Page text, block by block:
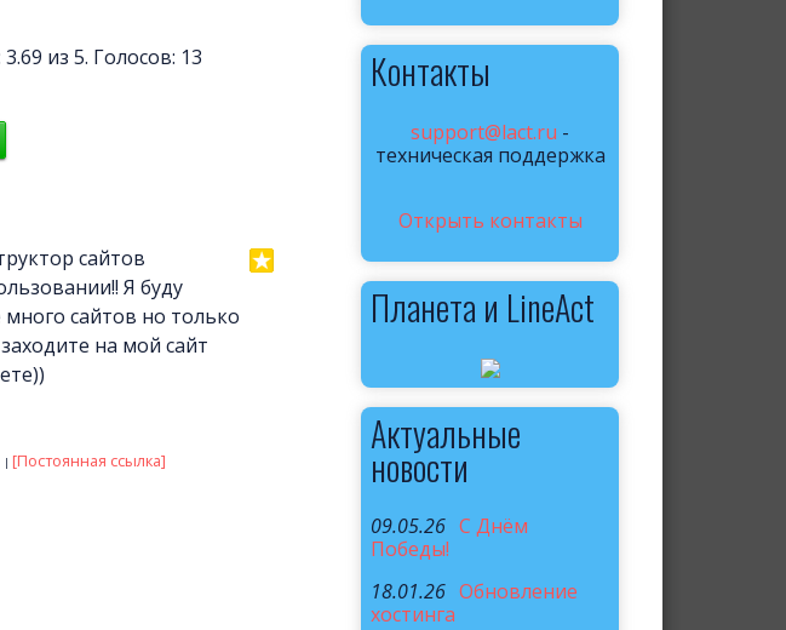
из 5. Голосов: 13
сайтов
Я буду
сайтов но только
на мой сайт
[Постоянная ссылка]
Контакты
support@lact.ru -
техническая поддержка
Открыть контакты
Планета и LineAct
Актуальные
новости
09.05.26 C Днём
Победы!
18.01.26 Обновление
хостинга